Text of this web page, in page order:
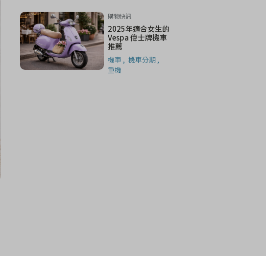
購物快訊
2025年適合女生的
Vespa 偉士牌機車
推薦
機車
機車分期
重機